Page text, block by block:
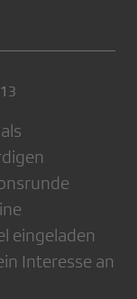
eingeladen
Interesse an